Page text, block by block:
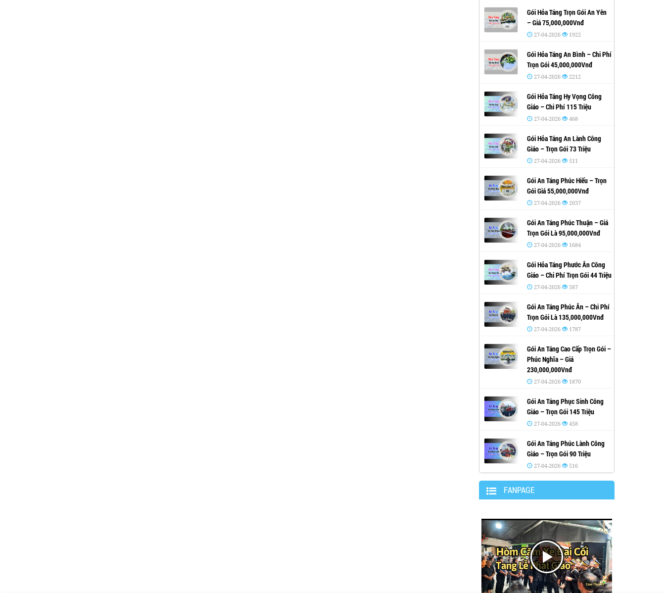
Gói Hỏa Táng Trọn Gói An Yên
– Giá 75,000,000Vnđ
27-04-2026 1922
Gói Hỏa Táng An Bình – Chi Phí
Trọn Gói 45,000,000Vnđ
27-04-2026 2212
Gói Hỏa Táng Hy Vọng Công
Giáo – Chi Phí 115 Triệu
27-04-2026 468
Gói Hỏa Táng An Lành Công
Giáo – Trọn Gói 73 Triệu
27-04-2026 511
Gói An Táng Phúc Hiếu – Trọn
Gói Giá 55,000,000Vnđ
27-04-2026 2037
Gói An Táng Phúc Thuận – Giá
Trọn Gói Là 95,000,000Vnđ
27-04-2026 1684
Gói Hỏa Táng Phước Ân Công
Giáo – Chi Phí Trọn Gói 44 Triệu
27-04-2026 587
Gói An Táng Phúc Ân – Chi Phí
Trọn Gói Là 135,000,000Vnđ
27-04-2026 1787
Gói An Táng Cao Cấp Trọn Gói –
Phúc Nghĩa – Giá
230,000,000Vnđ
27-04-2026 1870
Gói An Táng Phục Sinh Công
Giáo – Trọn Gói 145 Triệu
27-04-2026 458
Gói An Táng Phúc Lành Công
Giáo – Trọn Gói 90 Triệu
27-04-2026 516
FANPAGE